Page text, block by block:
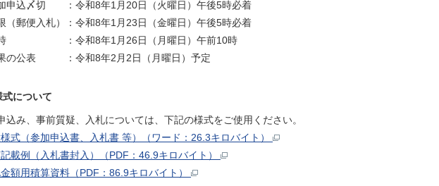
申込〆切 ：令和8年1月20日（火曜日）午後5時必着
（郵便入札）：令和8年1月23日（金曜日）午後5時必着
：令和8年1月26日（月曜日）午前10時
の公表 ：令和8年2月2日（月曜日）予定
式について
込み、事前質疑、入札については、下記の様式をご使用ください。
式（参加申込書、入札書 等）（ワード：26.3キロバイト）
載例（入札書封入）（PDF：46.9キロバイト）
金額用積算資料（PDF：86.9キロバイト）